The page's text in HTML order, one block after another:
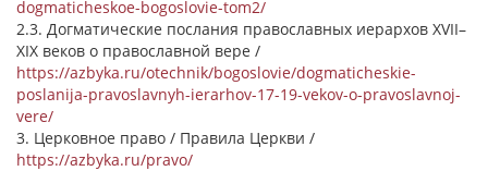
dogmaticheskoe-bogoslovie-tom2/
2.3. Догматические послания православных иерархов XVII–
XIX веков о православной вере /
https://azbyka.ru/otechnik/bogoslovie/dogmaticheskie-
poslanija-pravoslavnyh-ierarhov-17-19-vekov-o-pravoslavnoj-
vere/
3. Церковное право / Правила Церкви /
https://azbyka.ru/pravo/